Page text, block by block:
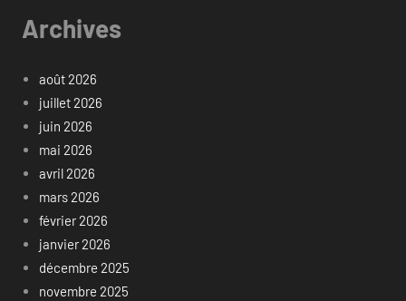
Archives
août 2026
juillet 2026
juin 2026
mai 2026
avril 2026
mars 2026
février 2026
janvier 2026
décembre 2025
novembre 2025